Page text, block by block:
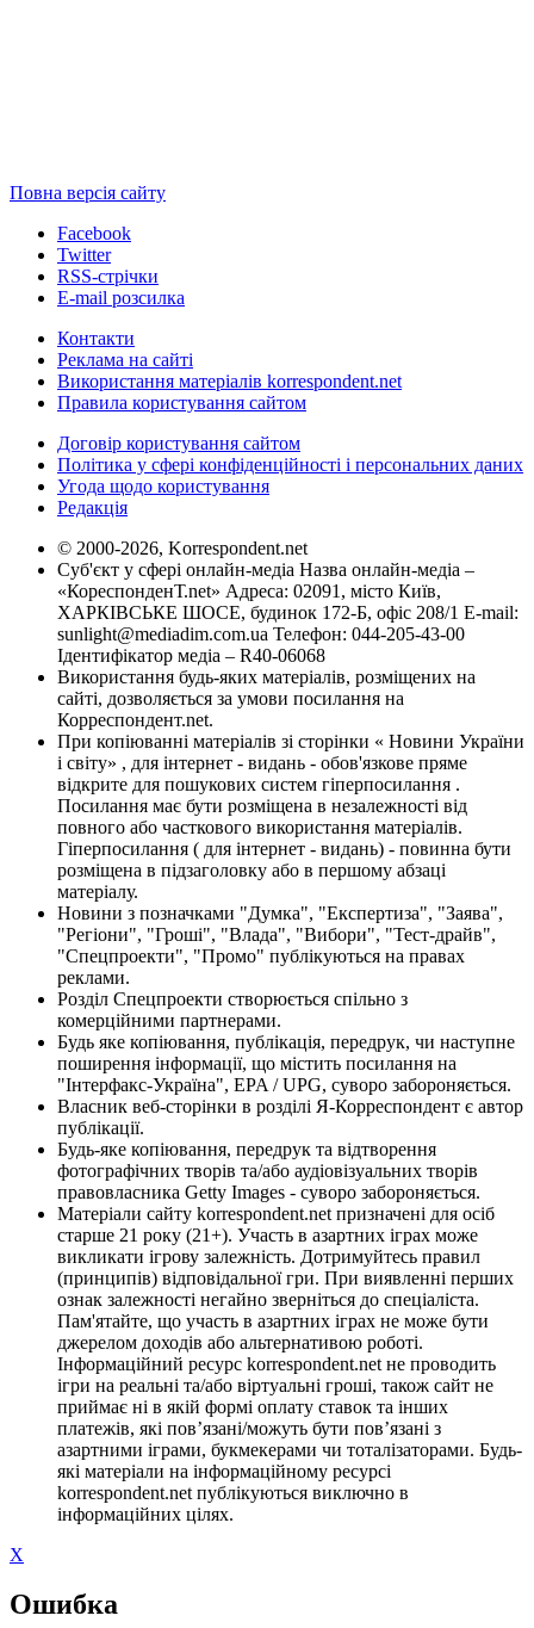
Повна версія сайту
Facebook
Twitter
RSS-стрічки
E-mail розсилка
Контакти
Реклама на сайті
Використання матеріалів korrespondent.net
Правила користування сайтом
Договір користування сайтом
Політика у сфері конфіденційності і персональних даних
Угода щодо користування
Редакція
© 2000-2026, Korrespondent.net
Суб'єкт у сфері онлайн-медіа Назва онлайн-медіа –
«КореспонденТ.net» Адреса: 02091, місто Київ,
ХАРКІВСЬКЕ ШОСЕ, будинок 172-Б, офіс 208/1 E-mail:
sunlight@mediadim.com.ua Телефон: 044-205-43-00
Ідентифікатор медіа – R40-06068
Використання будь-яких матеріалів, розміщених на
сайті, дозволяється за умови посилання на
Корреспондент.net.
При копіюванні матеріалів зі сторінки « Новини України
і світу» , для інтернет - видань - обов'язкове пряме
відкрите для пошукових систем гіперпосилання .
Посилання має бути розміщена в незалежності від
повного або часткового використання матеріалів.
Гіперпосилання ( для інтернет - видань) - повинна бути
розміщена в підзаголовку або в першому абзаці
матеріалу.
Новини з позначками "Думка", "Експертиза", "Заява",
"Регіони", "Гроші", "Влада", "Вибори", "Тест-драйв",
"Спецпроекти", "Промо" публікуються на правах
реклами.
Розділ Спецпроекти створюється спільно з
комерційними партнерами.
Будь яке копіювання, публікація, передрук, чи наступне
поширення інформації, що містить посилання на
"Інтерфакс-Україна", EPA / UPG, суворо забороняється.
Власник веб-сторінки в розділі Я-Корреспондент є автор
публікації.
Будь-яке копіювання, передрук та відтворення
фотографічних творів та/або аудіовізуальних творів
правовласника Getty Images - суворо забороняється.
Матеріали сайту korrespondent.net призначені для осіб
старше 21 року (21+). Участь в азартних іграх може
викликати ігрову залежність. Дотримуйтесь правил
(принципів) відповідальної гри. При виявленні перших
ознак залежності негайно зверніться до спеціаліста.
Пам'ятайте, що участь в азартних іграх не може бути
джерелом доходів або альтернативою роботі.
Інформаційний ресурс korrespondent.net не проводить
ігри на реальні та/або віртуальні гроші, також сайт не
приймає ні в якій формі оплату ставок та інших
платежів, які пов’язані/можуть бути пов’язані з
азартними іграми, букмекерами чи тоталізаторами. Будь-
які матеріали на інформаційному ресурсі
korrespondent.net публікуються виключно в
інформаційних цілях.
X
Ошибка